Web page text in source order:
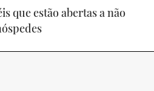
que estão abertas a não